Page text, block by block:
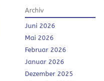
Archiv
Juni 2026
Mai 2026
Februar 2026
Januar 2026
Dezember 2025